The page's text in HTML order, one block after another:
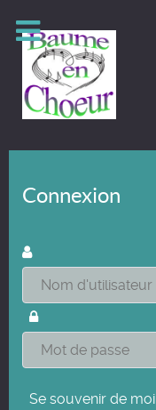
Connexion
Se souvenir de moi